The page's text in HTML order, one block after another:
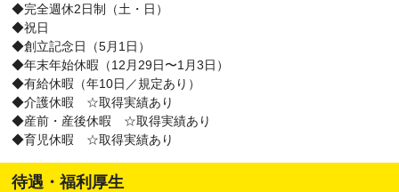
◆完全週休2日制（土・日）
◆祝日
◆創立記念日（5月1日）
◆年末年始休暇（12月29日〜1月3日）
◆有給休暇（年10日／規定あり）
◆介護休暇 ☆取得実績あり
◆産前・産後休暇 ☆取得実績あり
◆育児休暇 ☆取得実績あり
待遇・福利厚生